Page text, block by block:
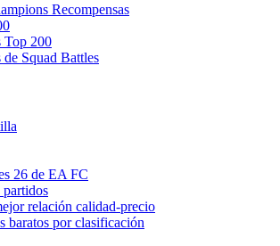
Recompensas
Top 200
de Squad Battles
26 de EA FC
partidos
relación calidad-precio
baratos por clasificación